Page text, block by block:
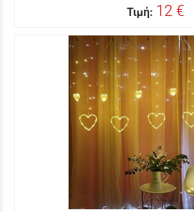
Τιμή: 12 €